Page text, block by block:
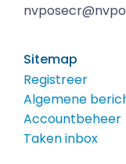
Sitemap
Registreer
Algemene
Accountbeheer
Taken inbox